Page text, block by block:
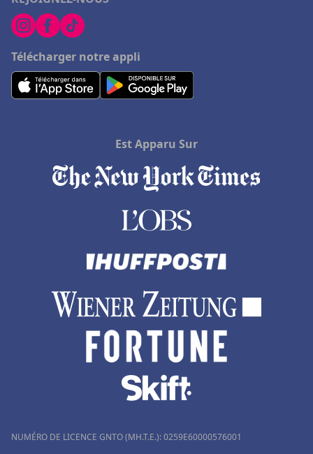
Télécharger notre appli
Est Apparu Sur
NUMÉRO DE LICENCE GNTO (MH.T.E.): 0259Ε60000576001